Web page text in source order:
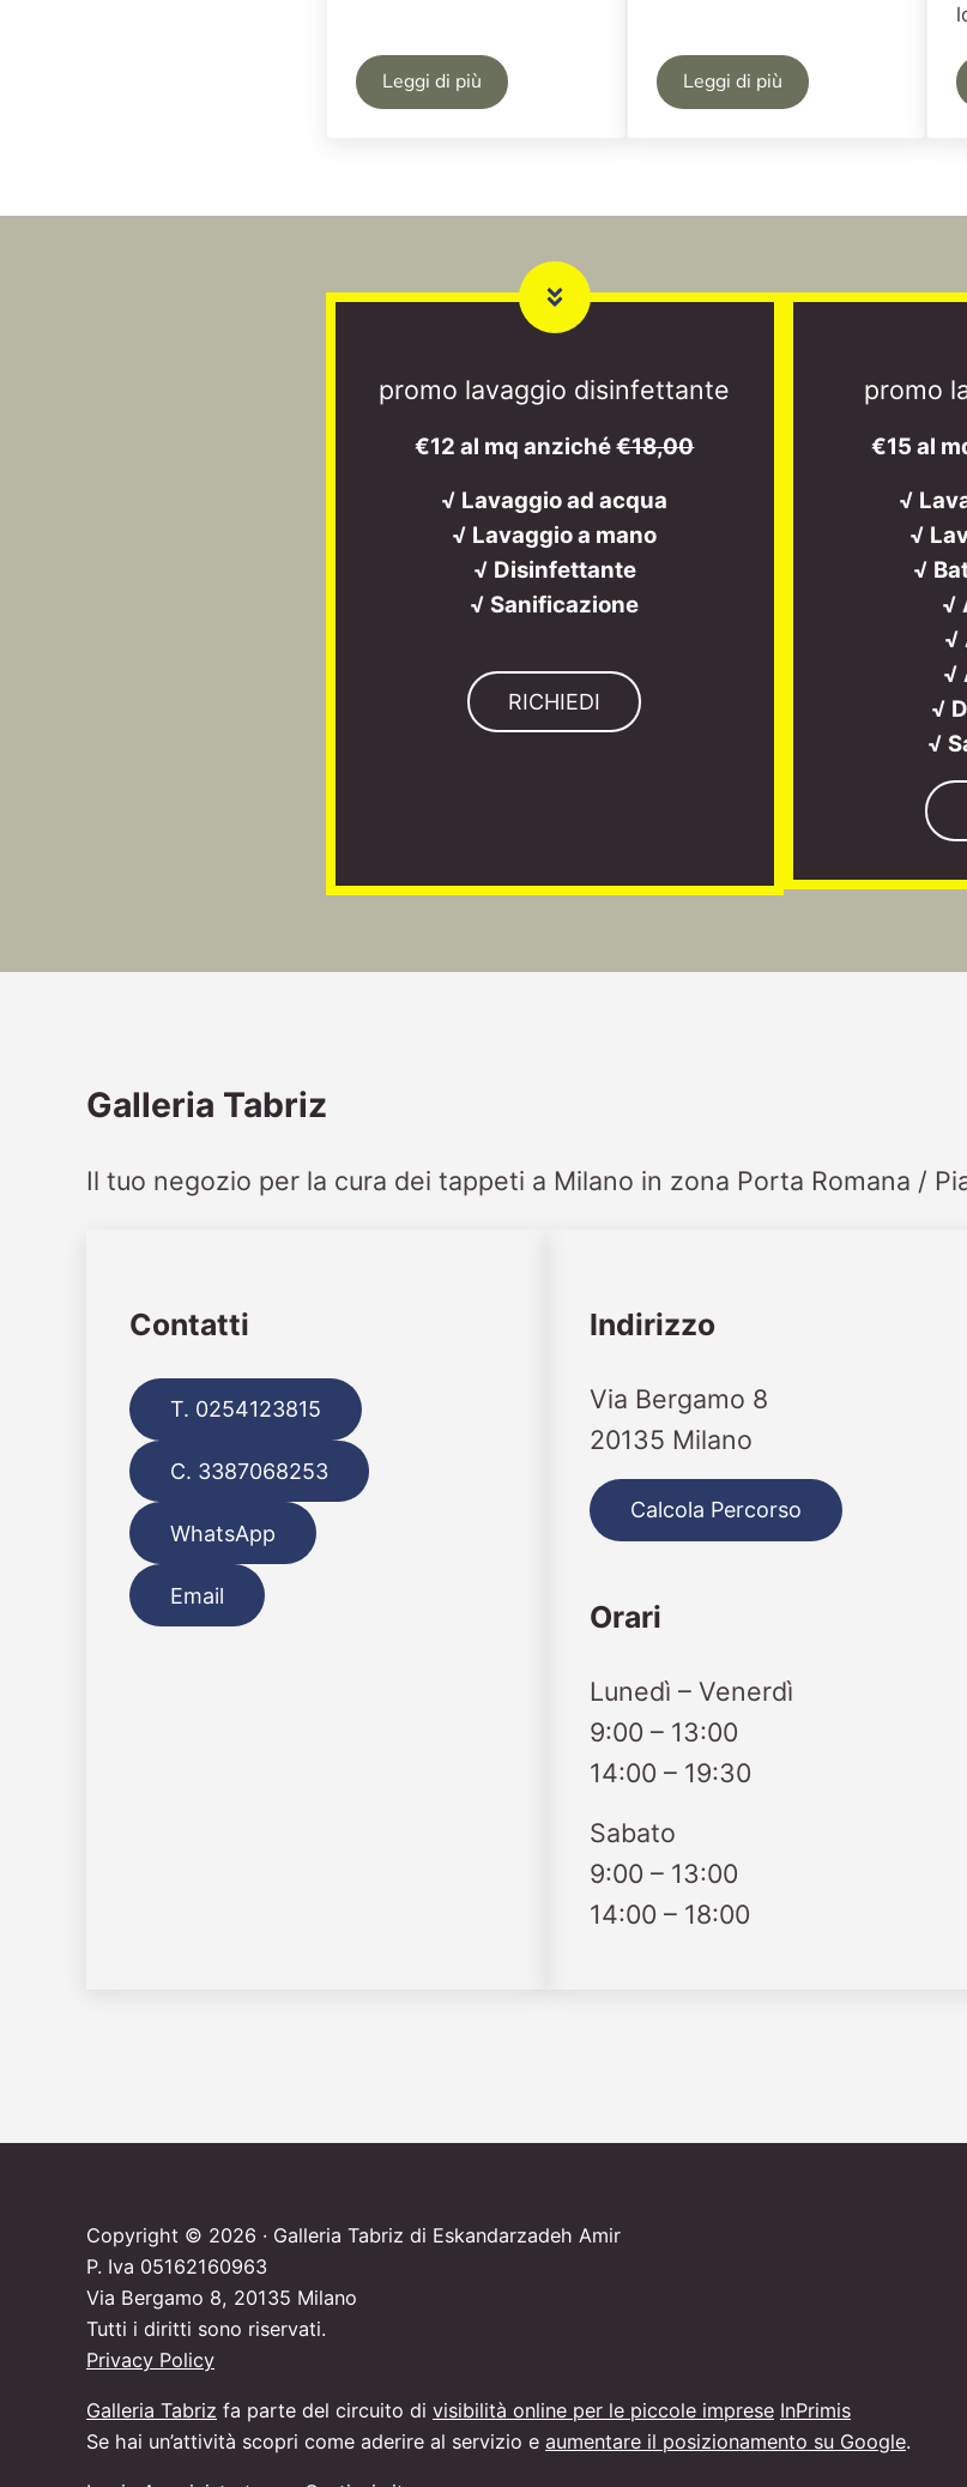
Leggi di piùCustodia Tappeti Milano Leggi di piùStima e Perizia Tappeti
promo lavaggio disinfettante
€12 al mq anziché€18,00
√ Lavaggio ad acqua
√ Lavaggio a mano
√ Disinfettante
√ Sanificazione
RICHIEDI
promo
€15 al
√
√
√
√
√
√
√
√
Galleria Tabriz
Il tuo negozio per la cura dei tappeti a Milano in zona Porta Romana /
Contatti
T. 0254123815
C. 3387068253
WhatsApp
Email
Indirizzo
Via Bergamo 8
20135 Milano
Calcola Percorso
Orari
Lunedì – Venerdì
9:00 – 13:00
14:00 – 19:30
Sabato
9:00 – 13:00
14:00 – 18:00
Copyright © 2026 · Galleria Tabriz di Eskandarzadeh Amir
P. Iva 05162160963
Via Bergamo 8, 20135 Milano
Tutti i diritti sono riservati.
Privacy Policy
Galleria Tabriz fa parte del circuito di visibilità online per le piccole imprese InPrimis
Se hai un’attività scopri come aderire al servizio e aumentare il posizionamento su Google.